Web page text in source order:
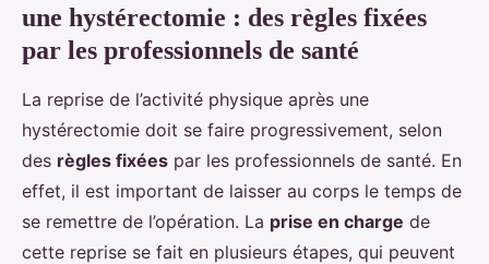
une hystérectomie : des règles fixées
par les professionnels de santé
La reprise de l’activité physique après une
hystérectomie doit se faire progressivement, selon
des règles fixées par les professionnels de santé. En
effet, il est important de laisser au corps le temps de
se remettre de l’opération. La prise en charge de
cette reprise se fait en plusieurs étapes, qui peuvent